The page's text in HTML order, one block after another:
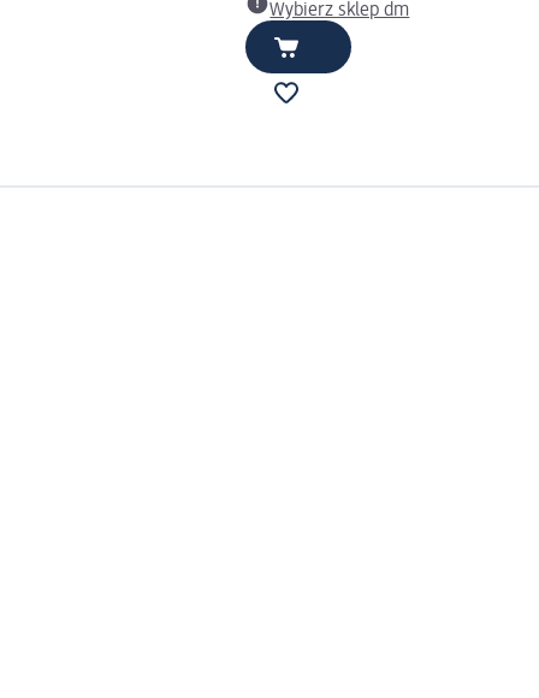
Wybierz sklep dm